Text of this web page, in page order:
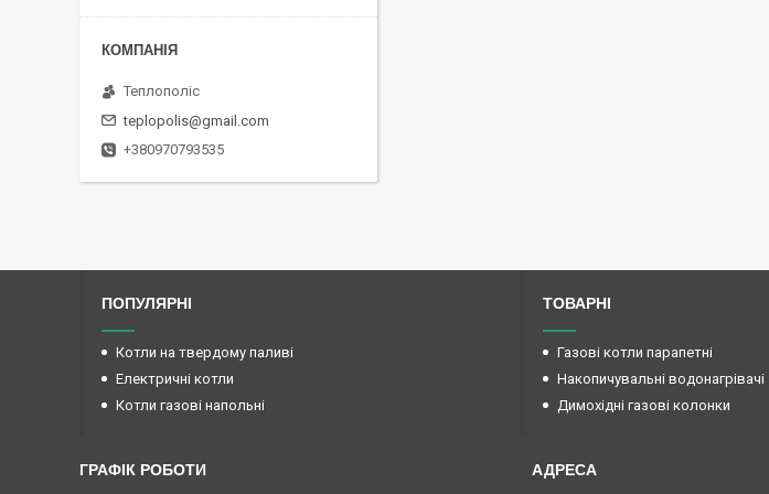
Теплополіс
teplopolis@gmail.com
+380970793535
ПОПУЛЯРНІ
Котли на твердому паливі
Електричні котли
Котли газові напольні
ТОВАРНІ
Газові котли парапетні
Накопичувальні водонагрівачі
Димохідні газові колонки
ГРАФІК РОБОТИ